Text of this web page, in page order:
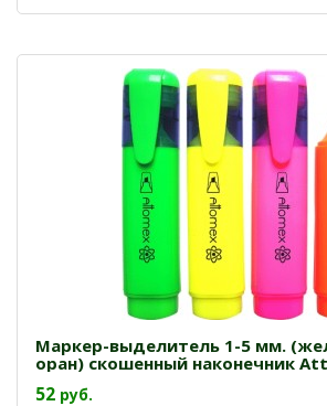
Маркер-выделитель 1-5 мм.
оран) скошенный наконечник
52 руб.